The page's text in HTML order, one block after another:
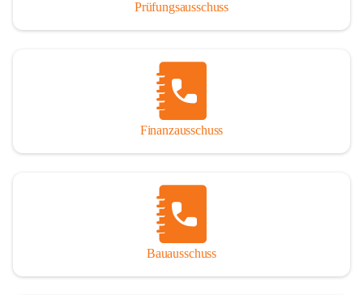
Prüfungsausschuss
Finanzausschuss
Bauausschuss